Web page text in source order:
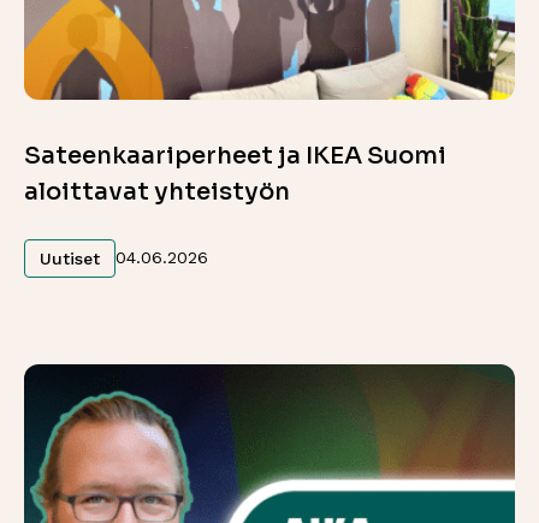
Sateenkaariperheet ja IKEA Suomi
aloittavat yhteistyön
Uutiset 04.06.2026